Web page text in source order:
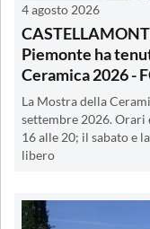
4 agosto 2026
Piemonte ha
Ceramica 2026 -
La Mostra della
settembre 2026. Orari
16 alle 20; il sabato e
libero